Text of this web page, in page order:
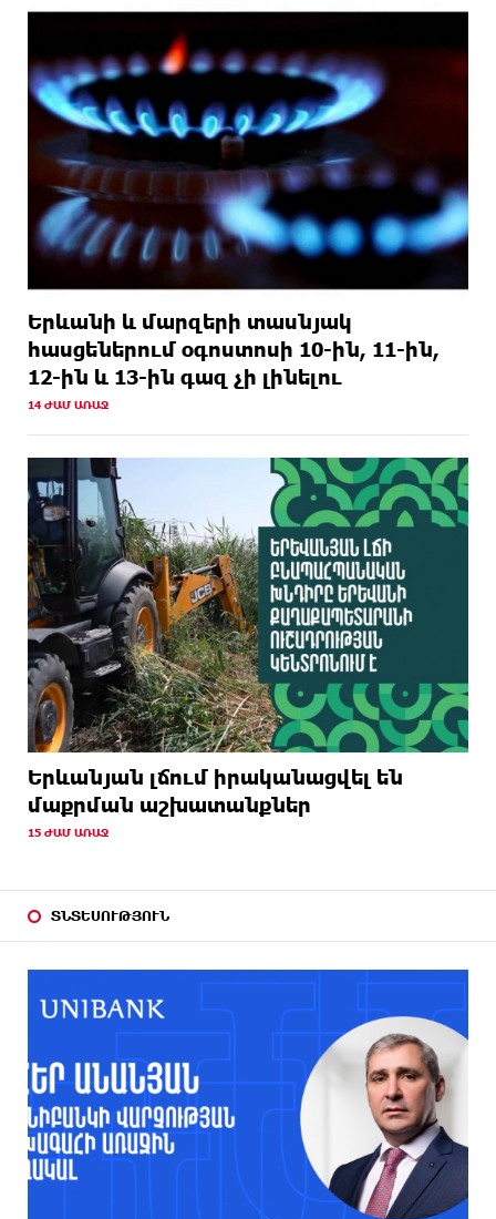
մինչև անվճար երթուղի. Անդրանիկ Գևորգյան
Երևանի և մարզերի տասնյակ
հասցեներում օգոստոսի 10-ին, 11-ին,
12-ին և 13-ին գազ չի լինելու
14 ԺԱՄ ԱՌԱՋ
Երևանյան լճում իրականացվել են
մաքրման աշխատանքներ
15 ԺԱՄ ԱՌԱՋ
ՏՆՏԵՍՈՒԹՅՈՒՆ